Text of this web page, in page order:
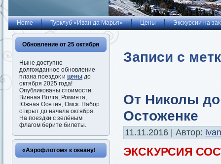
Home Турклуб «Иван да Марья» Цены Экскурсии на
Обновление от 25 октября
Ныне доступно
долгожданное обновление
плана поездок и цены до
октября 2025 года!
Опубликованы стоимости:
Винная Волга, Роминта,
Южная Осетия, Омск. Набор
открыт до начала октября.
На поездки с зелёным
флагом берите билеты.
«Аэрофлотом» к океану!
Записи с
От Николы
Остоженке
11.11.2016 | Автор:
ЭКСКУРСИЯ